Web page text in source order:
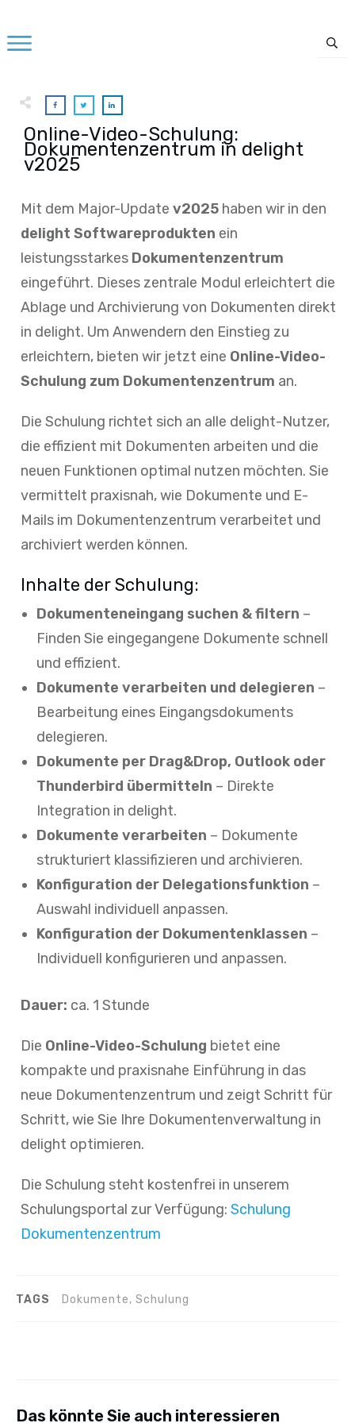
Online-Video-Schulung:
Dokumentenzentrum in delight
v2025
Mit dem Major-Update v2025 haben wir in den
delight Softwareprodukten ein
leistungsstarkes Dokumentenzentrum
eingeführt. Dieses zentrale Modul erleichtert die
Ablage und Archivierung von Dokumenten direkt
in delight. Um Anwendern den Einstieg zu
erleichtern, bieten wir jetzt eine Online-Video-
Schulung zum Dokumentenzentrum an.
Die Schulung richtet sich an alle delight-Nutzer,
die effizient mit Dokumenten arbeiten und die
neuen Funktionen optimal nutzen möchten. Sie
vermittelt praxisnah, wie Dokumente und E-
Mails im Dokumentenzentrum verarbeitet und
archiviert werden können.
Inhalte der Schulung:
Dokumenteneingang suchen & filtern –
Finden Sie eingegangene Dokumente schnell
und effizient.
Dokumente verarbeiten und delegieren –
Bearbeitung eines Eingangsdokuments
delegieren.
Dokumente per Drag&Drop, Outlook oder
Thunderbird übermitteln – Direkte
Integration in delight.
Dokumente verarbeiten – Dokumente
strukturiert klassifizieren und archivieren.
Konfiguration der Delegationsfunktion –
Auswahl individuell anpassen.
Konfiguration der Dokumentenklassen –
Individuell konfigurieren und anpassen.
Dauer: ca. 1 Stunde
Die Online-Video-Schulung bietet eine
kompakte und praxisnahe Einführung in das
neue Dokumentenzentrum und zeigt Schritt für
Schritt, wie Sie Ihre Dokumentenverwaltung in
delight optimieren.
Die Schulung steht kostenfrei in unserem
Schulungsportal zur Verfügung: Schulung
Dokumentenzentrum
TAGS Dokumente, Schulung
Das könnte Sie auch interessieren